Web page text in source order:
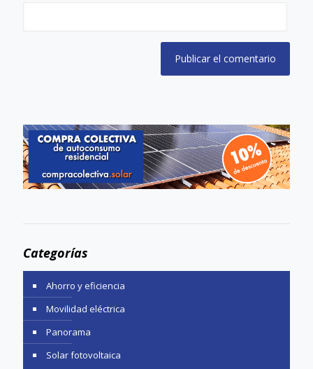
Categorías
Ahorro y eficiencia
Movilidad eléctrica
Panorama
Solar fotovoltaica